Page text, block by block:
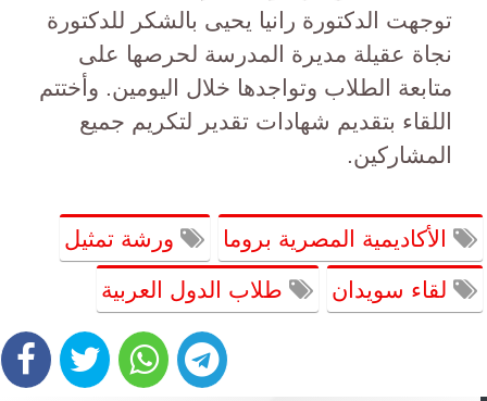
توجهت الدكتورة رانيا يحيى بالشكر للدكتورة
نجاة عقيلة مديرة المدرسة لحرصها على
متابعة الطلاب وتواجدها خلال اليومين. وأختتم
اللقاء بتقديم شهادات تقدير لتكريم جميع
المشاركين.
الأكاديمية المصرية بروما ورشة تمثيل
لقاء سويدان طلاب الدول العربية